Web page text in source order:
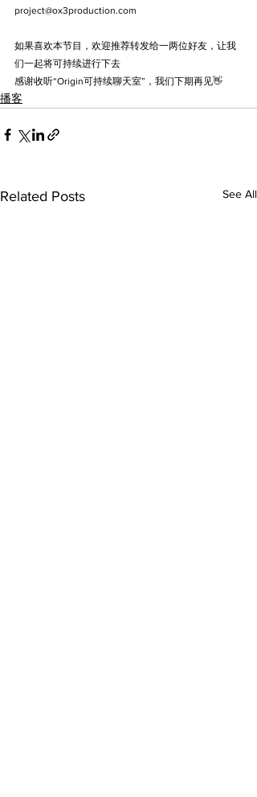
project@ox3production.com
如果喜欢本节目，欢迎推荐转发给一两位好友，让我
们一起将可持续进行下去
感谢收听“Origin可持续聊天室”，我们下期再见👋
播客
Related Posts See All